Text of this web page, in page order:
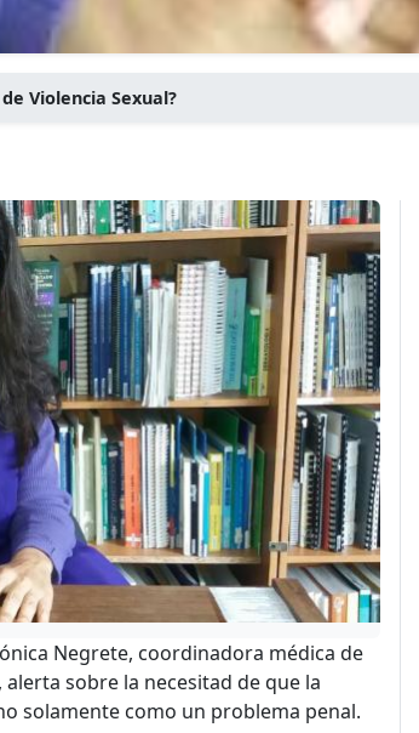
Violencia Sexual?
Negrete, coordinadora médica de
sobre la necesitad de que la
solamente como un problema penal.